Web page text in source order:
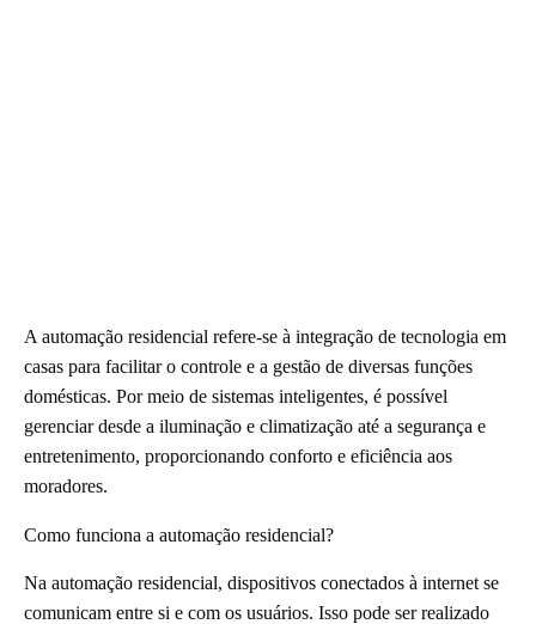
A automação residencial refere-se à integração de tecnologia em
casas para facilitar o controle e a gestão de diversas funções
domésticas. Por meio de sistemas inteligentes, é possível
gerenciar desde a iluminação e climatização até a segurança e
entretenimento, proporcionando conforto e eficiência aos
moradores.
Como funciona a automação residencial?
Na automação residencial, dispositivos conectados à internet se
comunicam entre si e com os usuários. Isso pode ser realizado